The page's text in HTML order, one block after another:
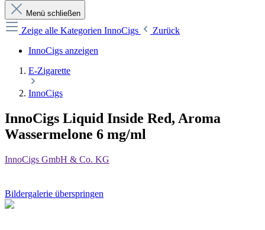
Menü schließen
Zeige alle Kategorien InnoCigs
Zurück
InnoCigs anzeigen
E-Zigarette
InnoCigs
InnoCigs Liquid Inside Red, Aroma
Wassermelone 6 mg/ml
InnoCigs GmbH & Co. KG
Bildergalerie überspringen